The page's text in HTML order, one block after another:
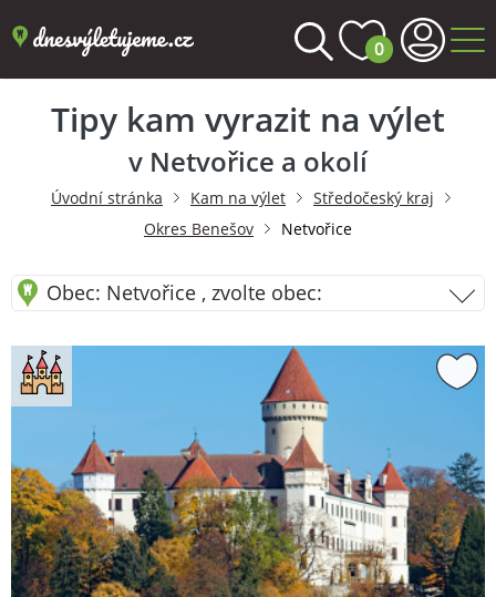
0
Tipy kam vyrazit na výlet
v Netvořice a okolí
Úvodní stránka Kam na výlet
Středočeský kraj
Okres Benešov
Netvořice
Obec: Netvořice , zvolte obec: